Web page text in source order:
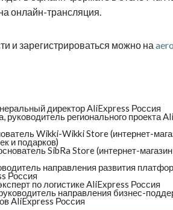
онлайн-трансляция.
и зарегистрироваться можно на
директор AliExpress Россия
регионального проекта
Wikki-Wikki Store (интернет-
и подарков)
SibRa Store (интернет-магазин
направления развития
Россия
по логистике AliExpress Россия
направления бизнес-
AliExpress Россия